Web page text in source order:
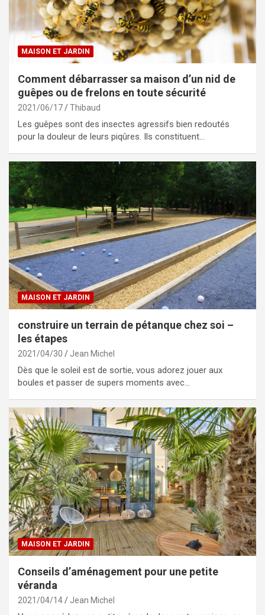
MAISON ET JARDIN
Comment débarrasser sa maison d’un nid de
guêpes ou de frelons en toute sécurité
2021/06/17 Thibaud
Les guêpes sont des insectes agressifs bien redoutés
pour la douleur de leurs piqûres. Ils constituent…
MAISON ET JARDIN
construire un terrain de pétanque chez soi –
les étapes
2021/04/30 Jean Michel
Dès que le soleil est de sortie, vous adorez jouer aux
boules et passer de supers moments avec…
MAISON ET JARDIN
Conseils d’aménagement pour une petite
véranda
2021/04/14 Jean Michel